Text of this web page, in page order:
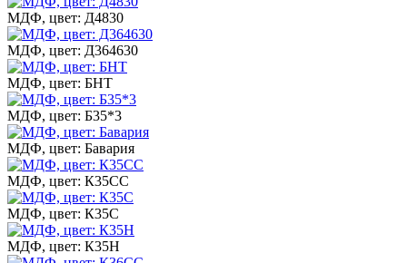
МДФ, цвет: Д4830
МДФ, цвет: Д364630
МДФ, цвет: БНТ
МДФ, цвет: Б35*3
МДФ, цвет: Бавария
МДФ, цвет: К35СС
МДФ, цвет: К35С
МДФ, цвет: К35Н